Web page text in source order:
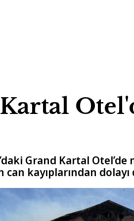
Grand Kartal Otel’de
can kayıplarından